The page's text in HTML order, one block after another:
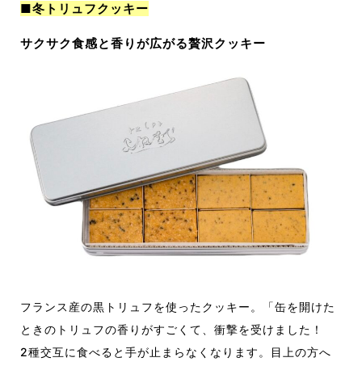
■冬トリュフクッキー
サクサク食感と香りが広がる贅沢クッキー
フランス産の黒トリュフを使ったクッキー。「缶を開けた
ときのトリュフの香りがすごくて、衝撃を受けました！
2種交互に食べると手が止まらなくなります。目上の方へ